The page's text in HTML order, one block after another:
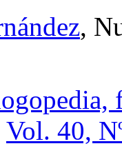
,
Vol. 40,